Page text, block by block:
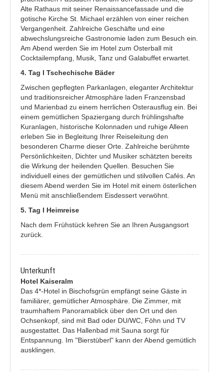
Alte Rathaus mit seiner Renaissancefassade und die
gotische Kirche St. Michael erzählen von einer reichen
Vergangenheit. Zahlreiche Geschäfte und eine
abwechslungsreiche Gastronomie laden zum Besuch ein.
Am Abend werden Sie im Hotel zum Osterball mit
Cocktailempfang, Musik, Tanz und Galabuffet erwartet.
4. Tag I Tschechische Bäder
Zwischen gepflegten Parkanlagen, eleganter Architektur
und traditionsreicher Atmosphäre laden Franzensbad
und Marienbad zu einem herrlichen Osterausflug ein. Bei
einem gemütlichen Spaziergang durch frühlingshafte
Kuranlagen, historische Kolonnaden und ruhige Alleen
erleben Sie in Begleitung Ihrer Reiseleitung den
besonderen Charme dieser Orte. Zahlreiche berühmte
Persönlichkeiten, Dichter und Musiker schätzten bereits
die Wirkung der heilenden Quellen. Besuchen Sie
individuell eines der gemütlichen und stilvollen Cafés. An
diesem Abend werden Sie im Hotel mit einem österlichen
Menü mit anschließendem Eisdessert verwöhnt.
5. Tag I Heimreise
Nach dem Frühstück kehren Sie an Ihren Ausgangsort
zurück.
Unterkunft
Hotel Kaiseralm
Das 4*-Hotel in Bischofsgrün empfängt seine Gäste in
familiärer, gemütlicher Atmosphäre. Die Zimmer, mit
traumhaftem Panoramablick über den Ort und den
Ochsenkopf, sind mit Bad oder DU/WC, Föhn und TV
ausgestattet. Das Hallenbad mit Sauna sorgt für
Entspannung. Im "Bierstüberl" kann der Abend gemütlich
ausklingen.